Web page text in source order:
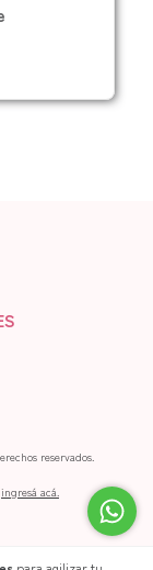
reservados.
ingresá acá.